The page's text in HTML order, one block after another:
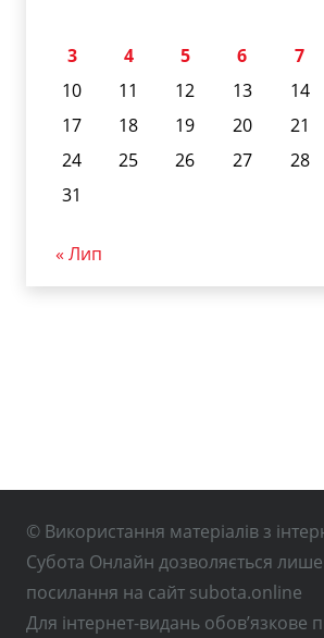
3
4 5 6 7
10
11 12 13 14
17
18 19 20 21
24
25 26 27 28
31
« Лип
© Використання матеріалів з
Субота Онлайн дозволяється
посилання на сайт subota.online
Для інтернет-видань обов’язкове